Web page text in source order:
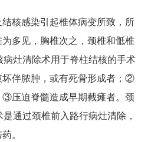
核感染引起椎体病变所致，所
多见，胸椎次之，颈椎和骶椎
灶清除术用于脊柱结核的手术
伴脓肿，或有死骨形成者；②
压迫脊髓造成早期截瘫者。颈
通过颈椎前入路行病灶清除，
。